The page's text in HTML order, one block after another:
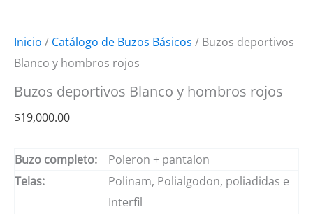
Inicio / Catálogo de Buzos Básicos / Buzos deportivos
Blanco y hombros rojos
Buzos deportivos Blanco y hombros rojos
$19,000.00
Buzo completo:
Poleron + pantalon
Telas:
Polinam, Polialgodon, poliadidas e
Interfil